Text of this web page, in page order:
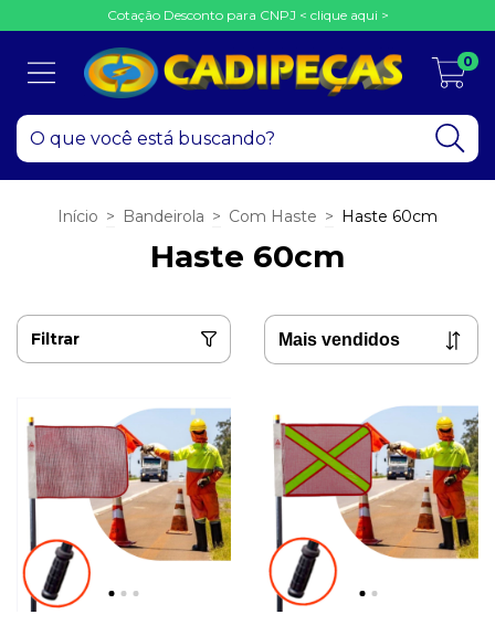
Cotação Desconto para CNPJ < clique aqui >
0
Início > Bandeirola > Com Haste > Haste 60cm
Haste 60cm
Filtrar